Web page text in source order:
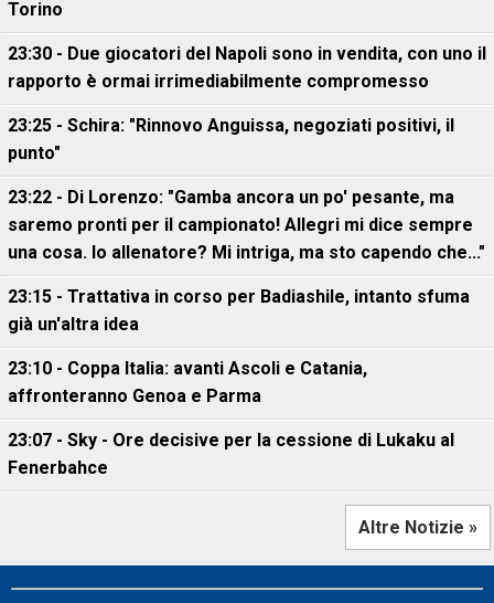
Torino
23:30 - Due giocatori del Napoli sono in vendita, con uno il
rapporto è ormai irrimediabilmente compromesso
23:25 - Schira: "Rinnovo Anguissa, negoziati positivi, il
punto"
23:22 - Di Lorenzo: "Gamba ancora un po' pesante, ma
saremo pronti per il campionato! Allegri mi dice sempre
una cosa. Io allenatore? Mi intriga, ma sto capendo che..."
23:15 - Trattativa in corso per Badiashile, intanto sfuma
già un'altra idea
23:10 - Coppa Italia: avanti Ascoli e Catania,
affronteranno Genoa e Parma
23:07 - Sky - Ore decisive per la cessione di Lukaku al
Fenerbahce
Altre Notizie »